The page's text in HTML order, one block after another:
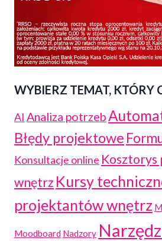
WYBIERZ TEMAT, KTÓRY
AI Analiza potrzeb
Błędy projektowe
Konsultacje online
wnętrz Kursy
projektantów wnętrz
Moodboard Nadzory